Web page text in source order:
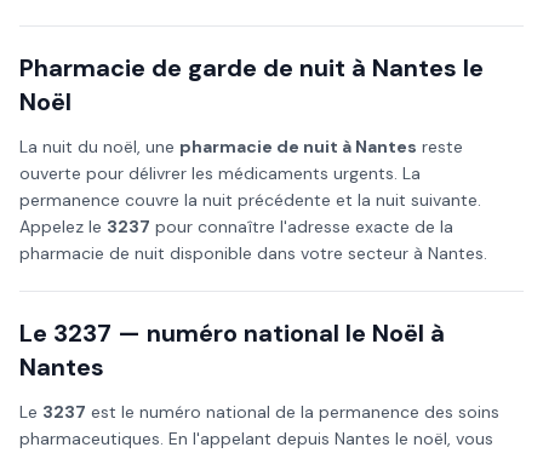
Pharmacie de garde de nuit à Nantes le
Noël
La nuit du noël, une pharmacie de nuit à Nantes reste
ouverte pour délivrer les médicaments urgents. La
permanence couvre la nuit précédente et la nuit suivante.
Appelez le 3237 pour connaître l'adresse exacte de la
pharmacie de nuit disponible dans votre secteur à Nantes.
Le 3237 — numéro national le Noël à
Nantes
Le 3237 est le numéro national de la permanence des soins
pharmaceutiques. En l'appelant depuis Nantes le noël, vous